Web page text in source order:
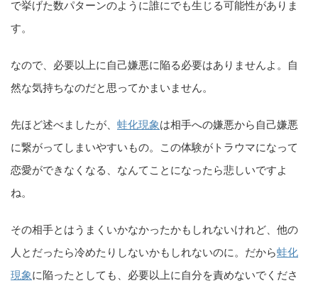
で挙げた数パターンのように誰にでも生じる可能性がありま
す。
なので、必要以上に自己嫌悪に陥る必要はありませんよ。自
然な気持ちなのだと思ってかまいません。
先ほど述べましたが、 蛙化現象は相手への嫌悪から自己嫌悪
に繋がってしまいやすいもの。この体験がトラウマになって
恋愛ができなくなる、なんてことになったら悲しいですよ
ね。
その相手とはうまくいかなかったかもしれないけれど、他の
人とだったら冷めたりしないかもしれないのに。だから蛙化
現象に陥ったとしても、必要以上に自分を責めないでくださ